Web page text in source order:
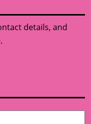
details, and